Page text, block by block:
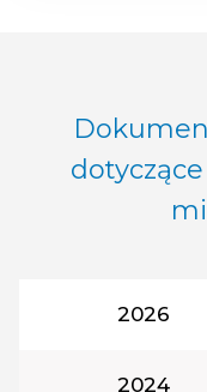
Rok
2026
Rok
2024